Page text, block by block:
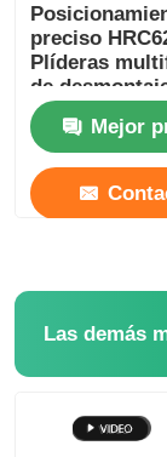
Las pinzas
Herramientas
Broche Ring
preciso
Plíderas
de
alambre de
universalMejor
Las demás